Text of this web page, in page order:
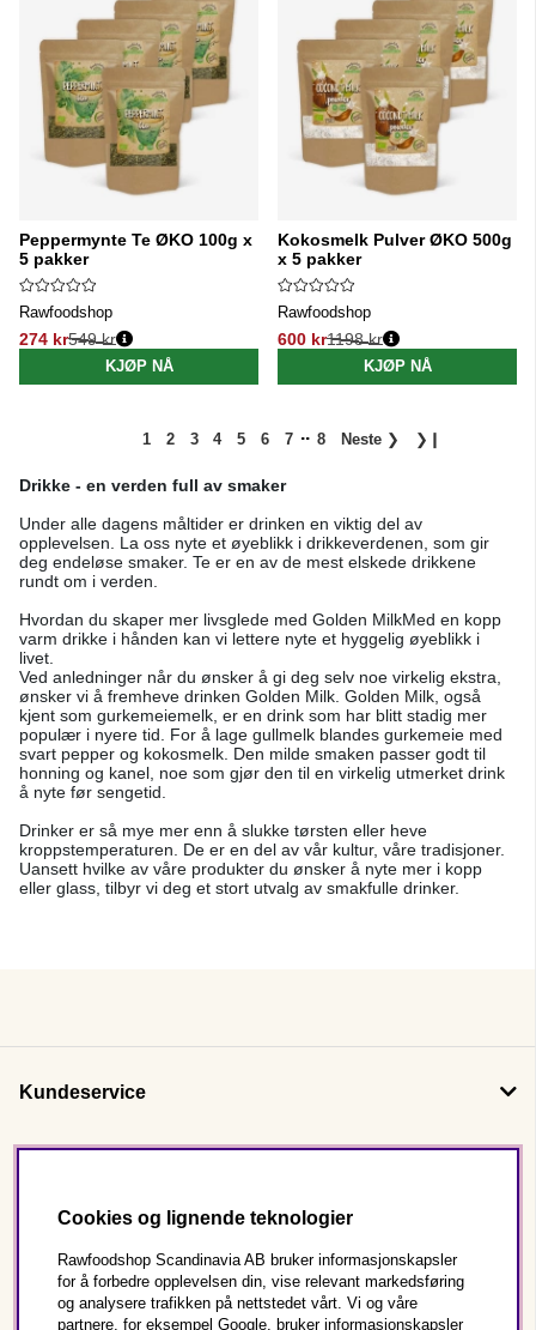
Peppermynte Te ØKO 100g x
5 pakker
Rawfoodshop
274 kr
Vanlig pris:
549 kr
KJØP NÅ
Kokosmelk Pulver ØKO 500g
x 5 pakker
Rawfoodshop
600 kr
Vanlig pris:
1198 kr
KJØP NÅ
1 2 3 4 5 6 7 .. 8 Neste ❯ ❯❙
Drikke - en verden full av smaker
Under alle dagens måltider er drinken en viktig del av
opplevelsen. La oss nyte et øyeblikk i drikkeverdenen, som gir
deg endeløse smaker. Te er en av de mest elskede drikkene
rundt om i verden.
Hvordan du skaper mer livsglede med Golden MilkMed en kopp
varm drikke i hånden kan vi lettere nyte et hyggelig øyeblikk i
livet.
Ved anledninger når du ønsker å gi deg selv noe virkelig ekstra,
ønsker vi å fremheve drinken Golden Milk. Golden Milk, også
kjent som gurkemeiemelk, er en drink som har blitt stadig mer
populær i nyere tid. For å lage gullmelk blandes gurkemeie med
svart pepper og kokosmelk. Den milde smaken passer godt til
honning og kanel, noe som gjør den til en virkelig utmerket drink
å nyte før sengetid.
Drinker er så mye mer enn å slukke tørsten eller heve
kroppstemperaturen. De er en del av vår kultur, våre tradisjoner.
Uansett hvilke av våre produkter du ønsker å nyte mer i kopp
eller glass, tilbyr vi deg et stort utvalg av smakfulle drinker.
Kundeservice
Dette er Rawfoodshop
Cookies og lignende teknologier
Rawfoodshop Scandinavia AB bruker informasjonskapsler
for å forbedre opplevelsen din, vise relevant markedsføring
og analysere trafikken på nettstedet vårt. Vi og våre
partnere, for eksempel Google, bruker informasjonskapsler